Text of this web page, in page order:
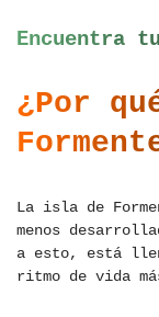
Encuentra
¿Por
La isla de
menos
a esto, está
ritmo de vida